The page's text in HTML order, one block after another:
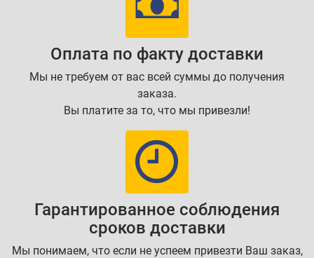
Оплата по факту доставки
Мы не требуем от вас всей суммы до получения
заказа.
Вы платите за то, что мы привезли!
Гарантированное соблюдения
сроков доставки
Мы понимаем, что если не успеем привезти Ваш заказ,